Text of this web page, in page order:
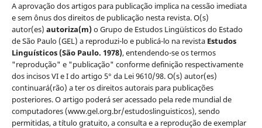
A aprovação dos artigos para publicação implica na cessão imediata
e sem ônus dos direitos de publicação nesta revista. O(s)
autor(es) autoriza(m)o Grupo de Estudos Lingüísticos do Estado
de São Paulo (GEL) a reproduzi-lo e publicá-lo na revista Estudos
Linguísticos(São Paulo. 1978), entendendo-se os termos
"reprodução" e "publicação" conforme definição respectivamente
dos incisos VI e I do artigo 5° da Lei 9610/98. O(s) autor(es)
continuará(rão) a ter os direitos autorais para publicações
posteriores. O artigo poderá ser acessado pela rede mundial de
computadores (www.gel.org.br/estudoslinguisticos), sendo
permitidas, a título gratuito, a consulta e a reprodução de exemplar